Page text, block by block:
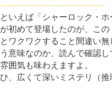
いえば「シャーロック・
初めて登場したのが、こ
ワクワクすること間違い
意味なのか、読んで確認
雰囲気も味わえますよ。
、広くて深いミステリ（推